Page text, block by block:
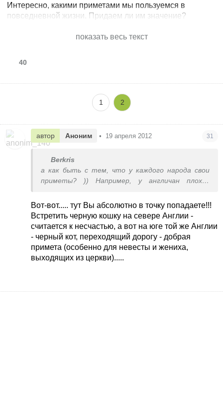
Интересно, какими приметами мы пользуемся в
повседневной жизни. Придаем ли им значение?
показать весь текст
40
1 2
автор Аноним • 19 апреля 2012 31
Berkris
а как быть с тем, что у каждого народа свои
приметы? )) Например, у англичан плохая
пустое ведро они ни сном, ни духом )) Или те же
черные кошки - думаю, в Египте их до сих пор
считают приносящими удачу. Так что все это
попытки людей хоть как-то заглянуть в
будущее, спрогнозировать его хоть как-то -
неопределенность ведь всегда страшит. А в
Вот-вот..... тут Вы абсолютно в точку попадаете!!!
Встретить черную кошку на севере Англии -
считается к несчастью, а вот на юге той же Англии
- черный кот, переходящий дорогу - добрая
примета (особенно для невесты и жениха,
выходящих из церкви).....